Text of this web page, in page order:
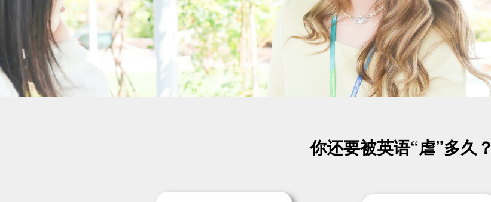
你还要被英语“虐”多久？